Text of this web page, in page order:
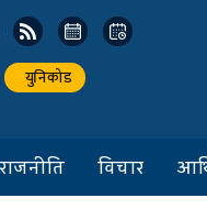
युनिकोड
राजनीति विचार